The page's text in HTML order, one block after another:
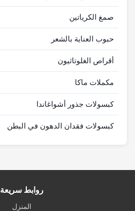
صمغ الكرياتين
حبوب العناية بالشعر
أقراص الغلوتاثيون
مكملات ماكا
كبسولات جذور أشواغاندا
كبسولات فقدان الدهون في البطن
روابط سريعة
المنزل